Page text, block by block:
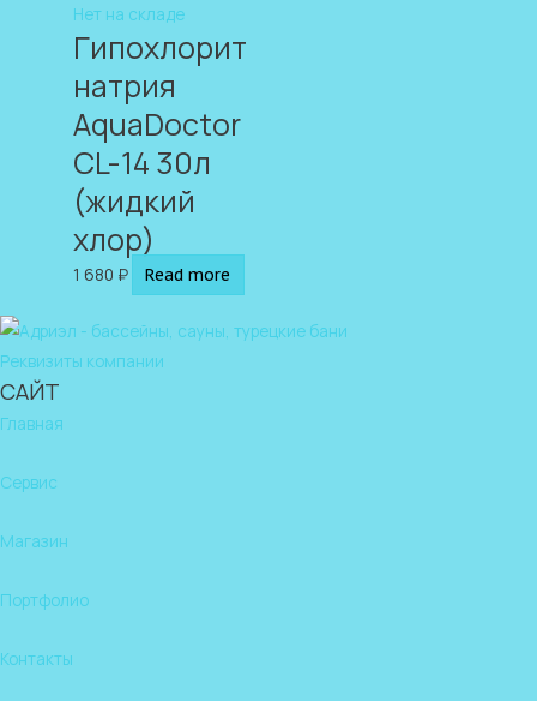
Нет на складе
Гипохлорит
натрия
AquaDoctor
CL-14 30л
(жидкий
хлор)
1 680 ₽ Read more
Реквизиты компании
САЙТ
Главная
Сервис
Магазин
Портфолио
Контакты